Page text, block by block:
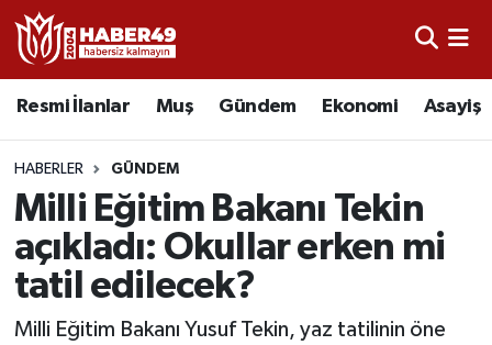
Resmi İlanlar Muş Gündem Ekonomi Asayiş
HABERLER GÜNDEM
Milli Eğitim Bakanı Tekin
açıkladı: Okullar erken mi
tatil edilecek?
Milli Eğitim Bakanı Yusuf Tekin, yaz tatilinin öne
Resmi İlanlar
Asayiş
Bölge
Eğitim
Uşak Nöbetçi Eczaneler
Uşak Hava Durumu
Uşak Namaz Vakitleri
Uşak Trafik Yoğunluk Haritası